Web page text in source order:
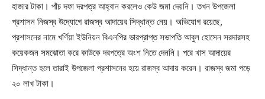
হাজার টাকা। পাঁচ দফা দরপত্র আহ্বান করলেও কেউ জমা দেয়নি। তখন উপজেলা
প্রশাসন নিজস্ব উদ্যোগে রাজস্ব আদায়ের সিদ্ধান্ত নেয়। অভিযোগ রয়েছে,
প্রশাসনের নামে খর্ণিয়া ইউনিয়ন বিএনপির ভারপ্রাপ্ত সভাপতি আবুল হোসেন সরদারসহ
কয়েকজন সমঝোতা করে কাউকে দরপত্রে অংশ নিতে দেননি। পরে খাস আদায়ের
সিদ্ধান্ত হলে তারাই উপজেলা প্রশাসনের হয়ে রাজস্ব আদায় করেন। রাজস্ব জমা পড়ে
২০ লাখ টাকা।